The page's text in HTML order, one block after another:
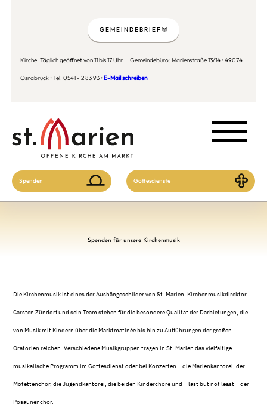
Kirche: Täglich geöffnet von 11 bis 17 Uhr Gemeindebüro: Marienstraße 13/14 • 49074
Osnabrück • Tel. 0541 - 2 83 93 •E-Mail schreiben
GEMEINDEBRIEF
Spenden Gottesdienste
Spenden für unsere Kirchenmusik
Die Kirchenmusik ist eines der Aushängeschilder von St. Marien. Kirchenmusikdirektor
Carsten Zündorf und sein Team stehen für die besondere Qualität der Darbietungen, die
von Musik mit Kindern über die Marktmatinée bis hin zu Aufführungen der großen
Oratorien reichen. Verschiedene Musikgruppen tragen in St. Marien das vielfältige
musikalische Programm im Gottesdienst oder bei Konzerten – die Marienkantorei, der
Motettenchor, die Jugendkantorei, die beiden Kinderchöre und – last but not least – der
Posaunenchor.